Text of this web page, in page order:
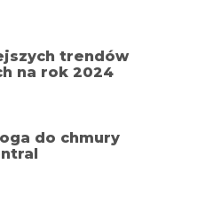
trendów
na rok 2024
do chmury